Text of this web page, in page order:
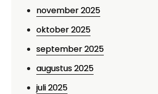
november 2025
oktober 2025
september 2025
augustus 2025
juli 2025